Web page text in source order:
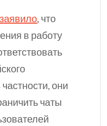
, что
в работу
они
чаты